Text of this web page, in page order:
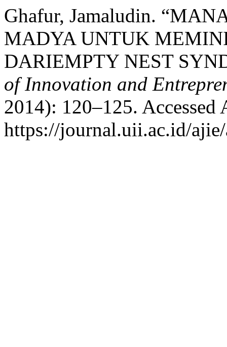
Ghafur, Jamaludin.
MADYA UNTUK
DARIEMPTY NEST
of Innovation and
2014): 120–125. Accessed
https://journal.uii.ac.id/